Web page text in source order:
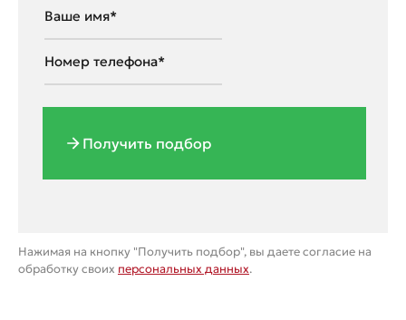
Получить подбор
Нажимая на кнопку "Получить подбор", вы даете согласие на
обработку своих персональных данных.